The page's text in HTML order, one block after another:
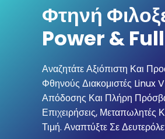
Φτηνή
Power &
Αναζητάτε Αξιόπιστη Και
Φθηνούς Διακομιστές
Απόδοσης Και Πλήρη
Επιχειρήσεις, Μεταπωλητές
Τιμή. Αναπτύξτε Σε